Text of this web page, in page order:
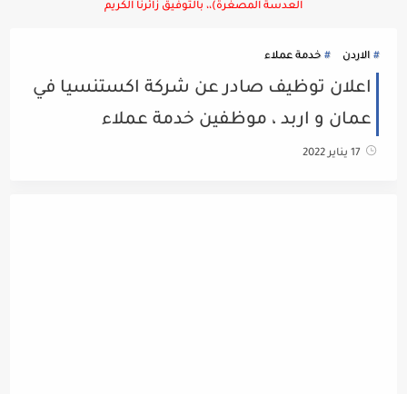
العدسة المصغرة)،، بالتوفيق زائرنا الكريم
الاردن خدمة عملاء
اعلان توظيف صادر عن شركة اكستنسيا في
عمان و اربد ، موظفين خدمة عملاء
17 يناير 2022